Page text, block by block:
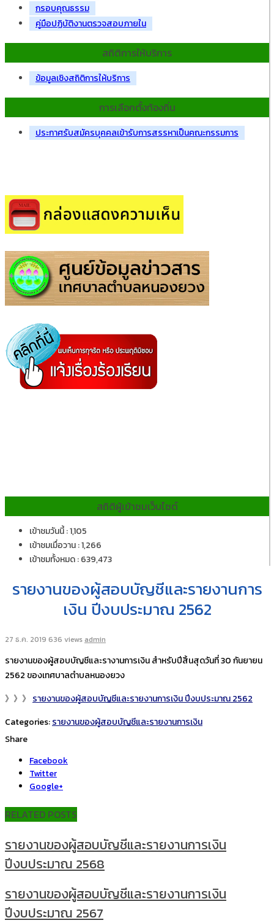
กรอบคุณธรรม
คู่มือปฏิบัติงานตรวจสอบภายใน
สถิติการให้บริการ
ข้อมูลเชิงสถิติการให้บริการ
การเลือกตั้งท้องถิ่น
ประกาศรับสมัครบุคคลเข้ารับการสรรหาเป็นคณะกรรมการ
สถิติผู้เข้าชมเว็บไซต์
เข้าชมวันนี้ : 1,105
เข้าชมเมื่อวาน : 1,266
เข้าชมทั้งหมด : 639,473
รายงานของผู้สอบบัญชีและรายงานการ
เงิน ปีงบประมาณ 2562
27 ธ.ค. 2019 636 views admin
รายงานของผู้สอบบัญชีและรางานการเงิน สำหรับปีสิ้นสุดวันที่ 30 กันยายน
2562 ของเทศบาลตำบลหนองยวง
》》》 รายงานของผู้สอบบัญชีและรายงานการเงิน ปีงบประมาณ 2562
Categories:รายงานของผู้สอบบัญชีและรายงานการเงิน
Share
Facebook
Twitter
Google+
RELATED POSTS
รายงานของผู้สอบบัญชีและรายงานการเงิน
ปีงบประมาณ 2568
รายงานของผู้สอบบัญชีและรายงานการเงิน
ปีงบประมาณ 2567